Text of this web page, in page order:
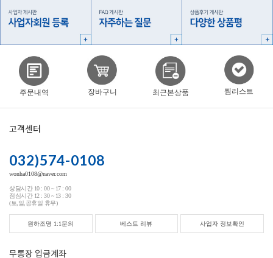
주문내역 장바구니 최근본상품 찜리스트
고객센터
032)574-0108
wonha0108@naver.com
상담시간 10 : 00 ~ 17 : 00
점심시간 12 : 30 ~ 13 : 30
(토,일,공휴일 휴무)
원하조명 1:1문의 베스트 리뷰 사업자 정보확인
무통장 입금계좌